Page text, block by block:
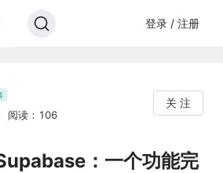
登录 / 注册
阅读：106
关 注
：一个功能完